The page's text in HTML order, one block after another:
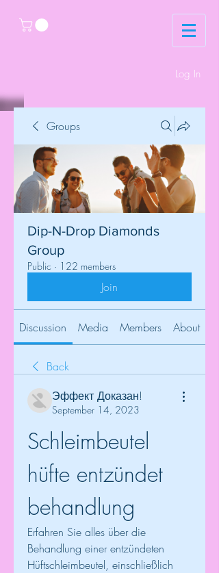
Log In
Groups
Dip-N-Drop Diamonds
Group
Public · 122 members
Join
Discussion Media Members About
Back
Эффект Доказан!
September 14, 2023
Schleimbeutel
hüfte entzündet
behandlung
Erfahren Sie alles über die
Behandlung einer entzündeten
Hüftschleimbeutel, einschließlich